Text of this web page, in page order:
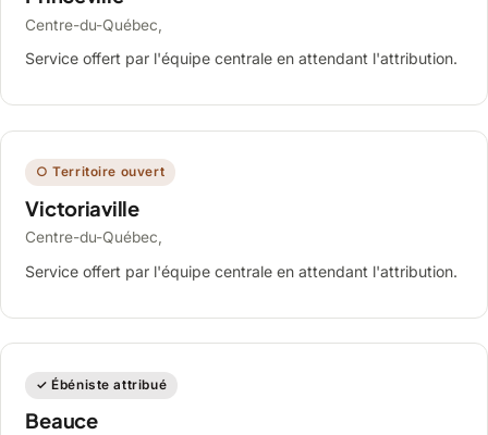
Centre-du-Québec,
Service offert par l'équipe centrale en attendant l'attribution.
○ Territoire ouvert
Victoriaville
Centre-du-Québec,
Service offert par l'équipe centrale en attendant l'attribution.
✓ Ébéniste attribué
Beauce